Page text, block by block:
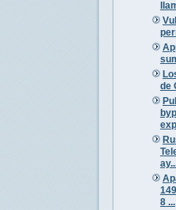
de
8 ...